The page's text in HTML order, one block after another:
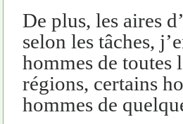
De plus, les aires
selon les tâches,
hommes de toutes
régions, certains
hommes de